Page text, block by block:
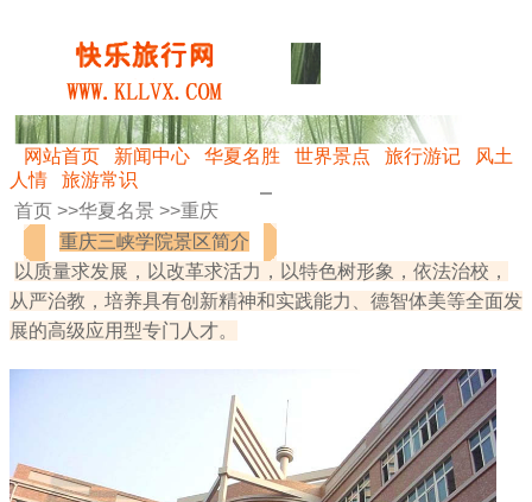
网站首页 新闻中心 华夏名胜 世界景点 旅行游记
风土
人情
旅游常识
首页 >>华夏名景 >>重庆
重庆三峡学院景区简介
以质量求发展，以改革求活力，以特色树形象，依法治校，
从严治教，培养具有创新精神和实践能力、德智体美等全面发
展的高级应用型专门人才。